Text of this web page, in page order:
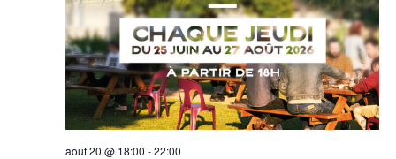
l
t
a
t
m
e
n
t
août 20 @ 18:00 -22:00